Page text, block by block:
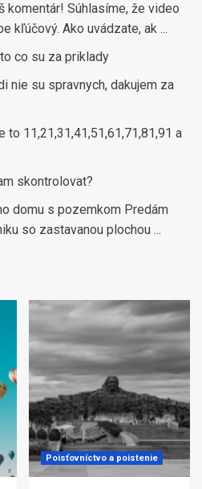
komentár! Súhlasíme, že video
kľúčový. Ako uvádzate, ak ...
co su za priklady
nie su spravnych, dakujem za
to 11,21,31,41,51,61,71,81,91 a
skontrolovat?
domu s pozemkom Predám
so zastavanou plochou ...
Poisťovníctvo a poistenie